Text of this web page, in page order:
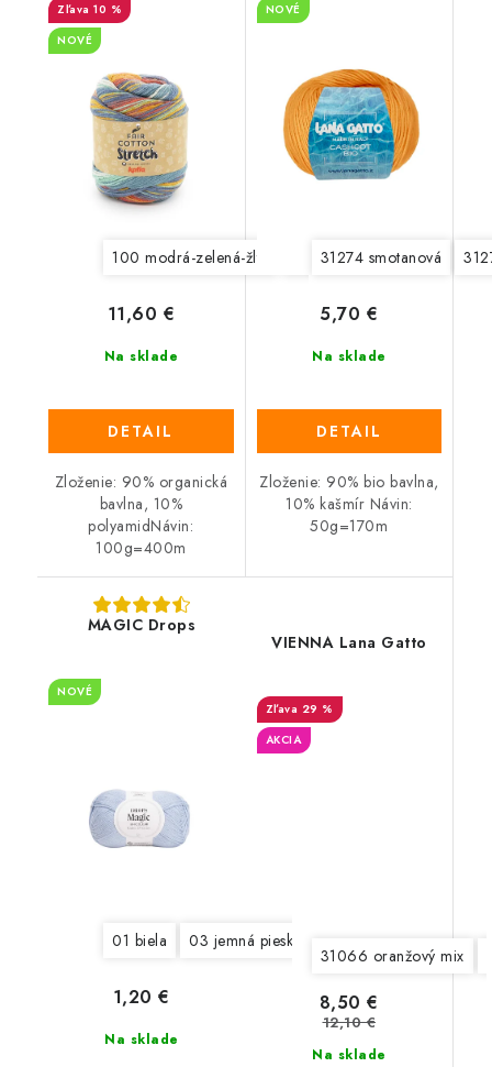
10 %
NOVÉ
100 modrá-zelená-žltá 101 oranžová-zelená-modrá
Na sklade
11,60 €
DETAIL
Zloženie: 90% organická
bavlna, 10%
polyamidNávin:
100g=400m
NOVÉ
31274 smotanová
Na sklade
5,70 €
DETAIL
Zloženie: 90% bio bavlna,
10% kašmír Návin:
50g=170m
MAGIC Drops
NOVÉ
01 biela 03 jemná piesková
Na sklade
1,20 €
VIENNA Lana Gatto
29 %
AKCIA
31066 oranžový mix
Na sklade
8,50 €
12,10 €